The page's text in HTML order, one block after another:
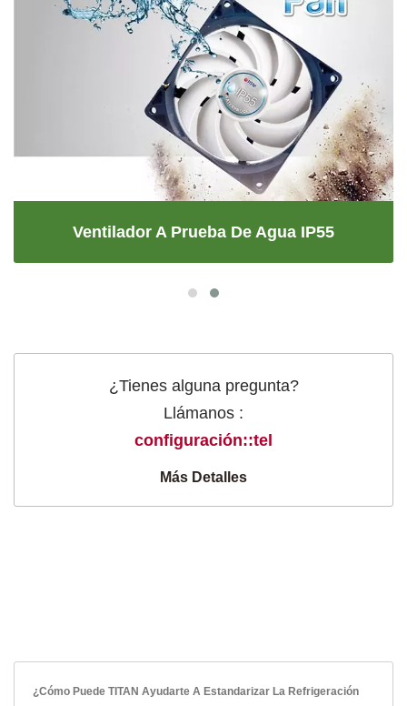
Ventilador A Prueba De Agua IP55
¿Tienes alguna pregunta?
Llámanos :
configuración::tel
Más Detalles
¿Cómo Puede TITAN Ayudarte A Estandarizar La Refrigeración